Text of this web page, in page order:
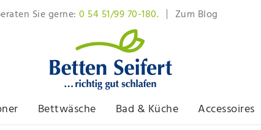
Zum Blog
Sie gerne: 0 54 51/99 70-180.
Bettwäsche Bad & Küche Accessoires